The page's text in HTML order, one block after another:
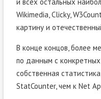
Wikimedia, Clicky,
картину и
В конце концов, более
по данным с
собственная
StatCounter, чем к Net